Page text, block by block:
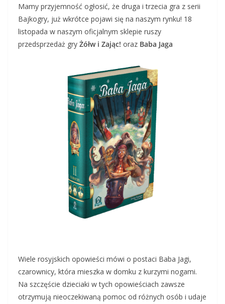
Mamy przyjemność ogłosić, że druga i trzecia gra z serii
Bajkogry, już wkrótce pojawi się na naszym rynku! 18
listopada w naszym oficjalnym sklepie ruszy
przedsprzedaż gry Żółw i Zając! oraz Baba Jaga
Wiele rosyjskich opowieści mówi o postaci Baba Jagi,
czarownicy, która mieszka w domku z kurzymi nogami.
Na szczęście dzieciaki w tych opowieściach zawsze
otrzymują nieoczekiwaną pomoc od różnych osób i udaje